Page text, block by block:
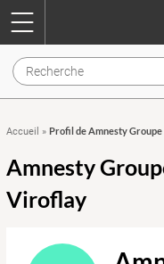
Accueil » Profil de Amnesty
Amnesty
Viroflay